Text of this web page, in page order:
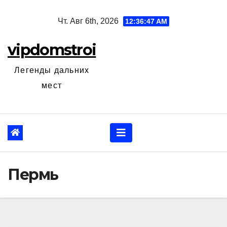
Чт. Авг 6th, 2026 12:36:48 AM
vipdomstroi
Легенды дальних
мест
Пермь